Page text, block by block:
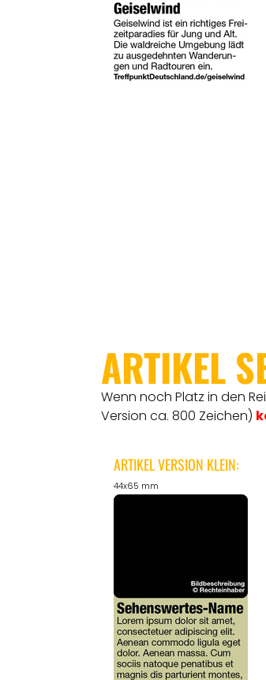
ARTIKEL
Wenn noch Platz in den
Version ca. 800 Zeichen)
ARTIKEL VERSION KLEIN:
44x65 mm